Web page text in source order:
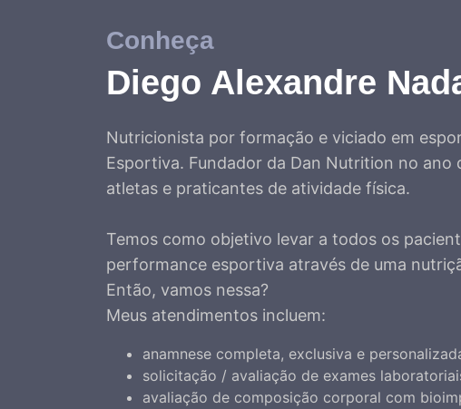
Conheça
Diego Alexandre
Nutricionista por formação e viciado em
Esportiva. Fundador da Dan Nutrition no ano
atletas e praticantes de atividade física.
Temos como objetivo levar a todos os
performance esportiva através de uma
Então, vamos nessa?
Meus atendimentos incluem:
anamnese completa, exclusiva e
solicitação / avaliação de exames
avaliação de composição corporal com